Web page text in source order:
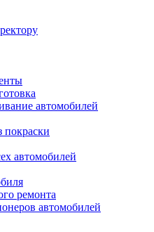
автомобилей
покраски
автомобилей
ремонта
автомобилей